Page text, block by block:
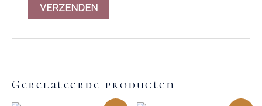
Gerelateerde producten